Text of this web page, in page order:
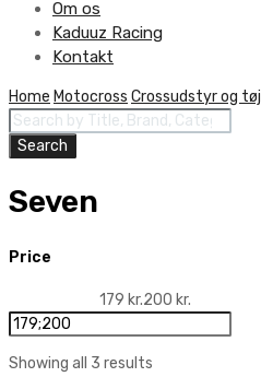
Om os
Kaduuz Racing
Kontakt
Skip
to
content
Home Motocross Crossudstyr og tøj
Products
search
Search
Seven
Price
179 kr.200 kr.
Showing all 3 results